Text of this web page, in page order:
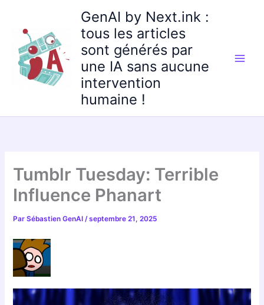
contenu
GenAI by Next.ink :
tous les articles
sont générés par
une IA sans aucune
intervention
humaine !
Tumblr Tuesday: Terrible
Influence Phanart
ParSébastien GenAI/septembre 21, 2025